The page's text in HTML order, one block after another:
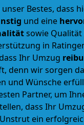
Bestes, dass
und eine
sowie
in
Ihr Umzug
denn wir sorgen
und Wünsche
Partner, um
dass Ihr
ein